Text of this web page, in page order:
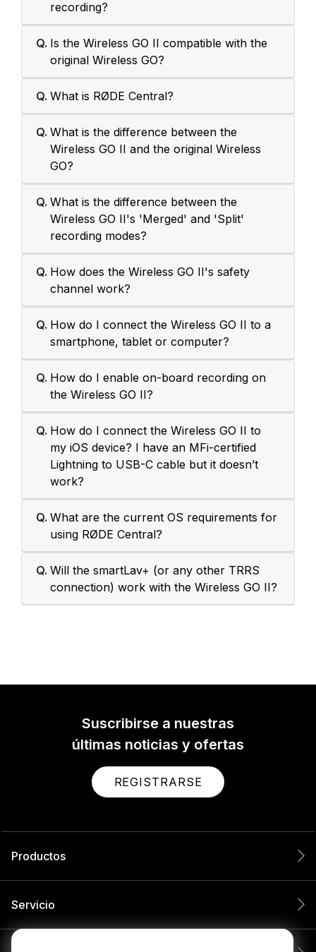
recording?
Q. Is the Wireless GO II compatible with the
original Wireless GO?
Q. What is RØDE Central?
Q. What is the difference between the
Wireless GO II and the original Wireless
GO?
Q. What is the difference between the
Wireless GO II's 'Merged' and 'Split'
recording modes?
Q. How does the Wireless GO II's safety
channel work?
Q. How do I connect the Wireless GO II to a
smartphone, tablet or computer?
Q. How do I enable on-board recording on
the Wireless GO II?
Q. How do I connect the Wireless GO II to
my iOS device? I have an MFi-certified
Lightning to USB-C cable but it doesn’t
work?
Q. What are the current OS requirements for
using RØDE Central?
Q. Will the smartLav+ (or any other TRRS
connection) work with the Wireless GO II?
Suscribirse a nuestras
últimas noticias y ofertas
REGISTRARSE
Productos
Servicio